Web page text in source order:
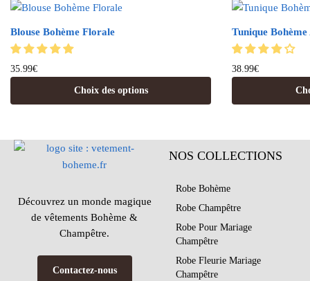
Blouse Bohème Florale
35.99€
Choix des options
Tunique
38.99€
Découvrez un monde magique
de vêtements Bohème &
Champêtre.
Contactez-nous
NOS COLLECTIONS
Robe Bohème
Robe Champêtre
Robe Pour Mariage
Champêtre
Robe Fleurie Mariage
Champêtre